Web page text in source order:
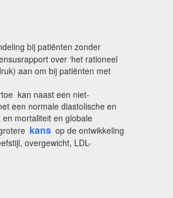
bij patiënten zonder
over ‘het rationeel
aan om bij patiënten met
kan naast een niet-
een normale diastolische en
mortaliteit en globale
kans op de ontwikkeling
overgewicht, LDL-